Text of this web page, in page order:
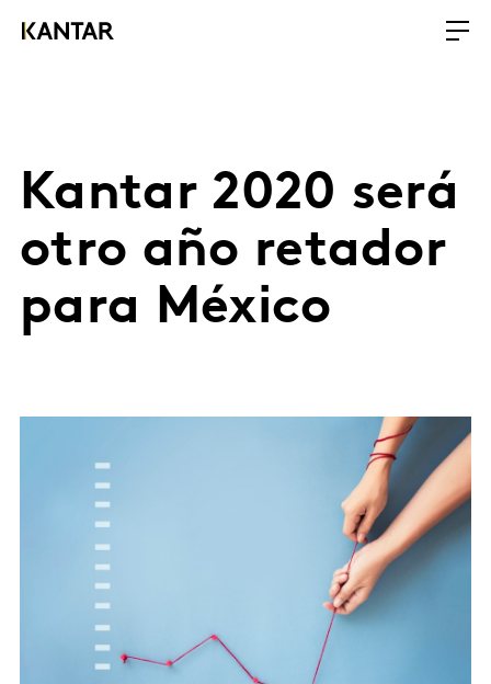
Kantar 2020 será
otro año retador
para México